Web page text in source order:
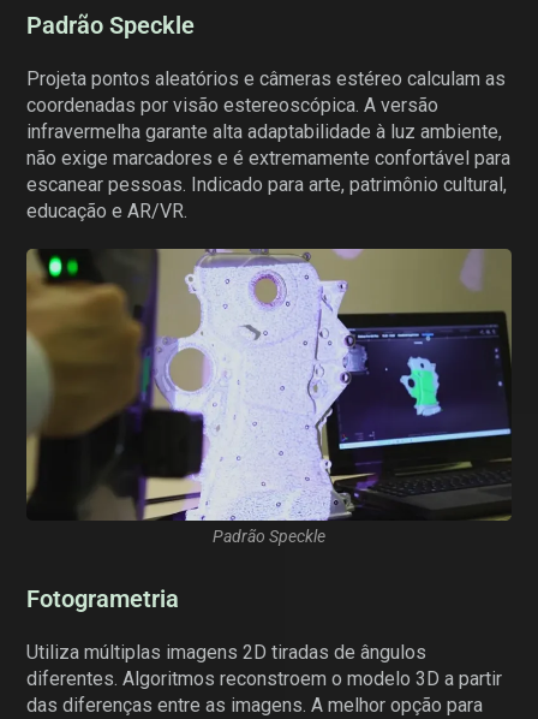
Padrão Speckle
Projeta pontos aleatórios e câmeras estéreo calculam as
coordenadas por visão estereoscópica. A versão
infravermelha garante alta adaptabilidade à luz ambiente,
não exige marcadores e é extremamente confortável para
escanear pessoas. Indicado para arte, patrimônio cultural,
educação e AR/VR.
Padrão Speckle
Fotogrametria
Utiliza múltiplas imagens 2D tiradas de ângulos
diferentes. Algoritmos reconstroem o modelo 3D a partir
das diferenças entre as imagens. A melhor opção para